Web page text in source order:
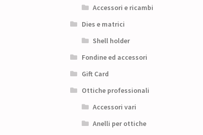
Accessori e ricambi
Dies e matrici
Shell holder
Fondine ed accessori
Gift Card
Ottiche professionali
Accessori vari
Anelli per ottiche